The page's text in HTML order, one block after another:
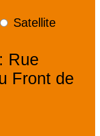
Satellite
Rue
Front de